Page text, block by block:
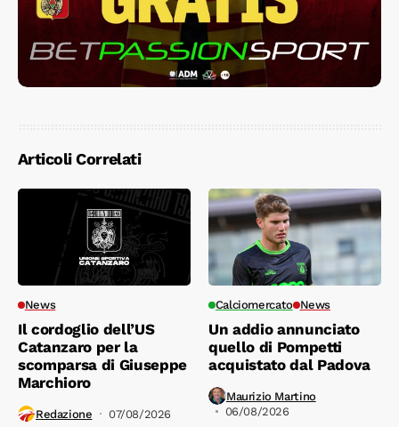
Articoli Correlati
News
Il cordoglio dell’US
Catanzaro per la
scomparsa di Giuseppe
Marchioro
Redazione 07/08/2026
Calciomercato News
Un addio annunciato
quello di Pompetti
acquistato dal Padova
Maurizio Martino
06/08/2026